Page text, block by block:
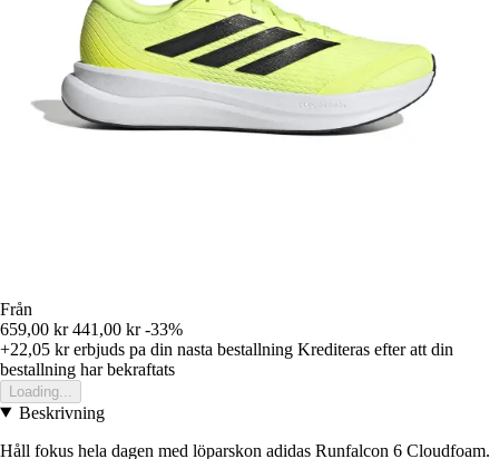
Från
659,00 kr 441,00 kr -33%
+22,05 krerbjuds pa din nasta bestallning Krediteras efter att din
bestallning har bekraftats
Loading...
Beskrivning
Håll fokus hela dagen med löparskon adidas Runfalcon 6 Cloudfoam.